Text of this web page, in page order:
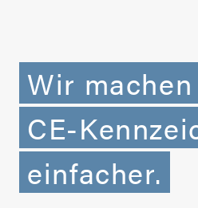
Wir machen
CE-
einfacher.